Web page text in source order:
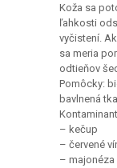
ľahkosti
vyčistení.
sa meria
odtieňov
Pomôcky:
bavlnená
– kečup
– červené
– majonéza
– káva (2